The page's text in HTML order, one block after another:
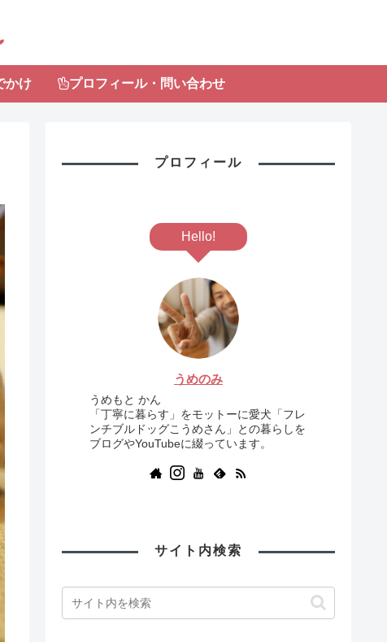
かけ プロフィール・問い合わせ
プロフィール
Hello!
うめのみ
うめもと かん
「丁寧に暮らす」をモットーに愛犬「フレ
ンチブルドッグこうめさん」との暮らしを
ブログやYouTubeに綴っています。
サイト内検索